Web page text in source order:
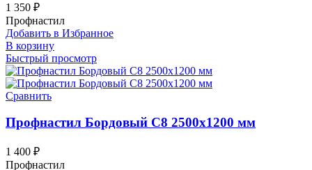
1 350 ₽
Профнастил
Добавить в Избранное
В корзину
Быстрый просмотр
Сравнить
Профнастил Бордовый С8 2500х1200 мм
1 400 ₽
Профнастил